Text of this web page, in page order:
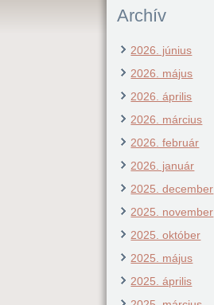
Archív
2026. június
2026. május
2026. április
2026. március
2026. február
2026. január
2025. december
2025. november
2025. október
2025. május
2025. április